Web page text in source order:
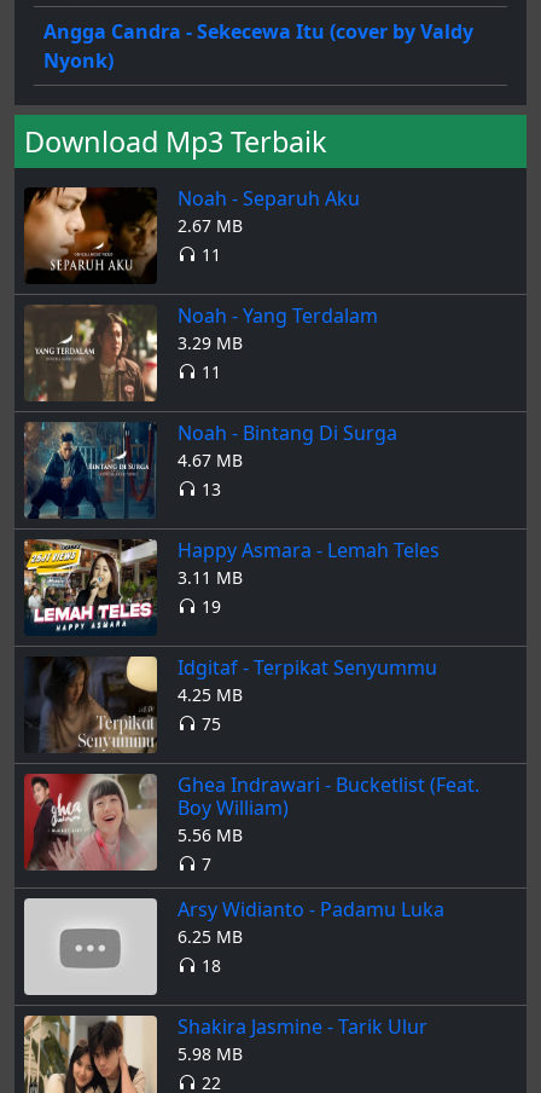
Angga Candra - Sekecewa Itu (cover by Valdy
Nyonk)
Download Mp3 Terbaik
Noah - Separuh Aku
2.67 MB
11
Noah - Yang Terdalam
3.29 MB
11
Noah - Bintang Di Surga
4.67 MB
13
Happy Asmara - Lemah Teles
3.11 MB
19
Idgitaf - Terpikat Senyummu
4.25 MB
75
Ghea Indrawari - Bucketlist (Feat.
Boy William)
5.56 MB
7
Arsy Widianto - Padamu Luka
6.25 MB
18
Shakira Jasmine - Tarik Ulur
5.98 MB
22